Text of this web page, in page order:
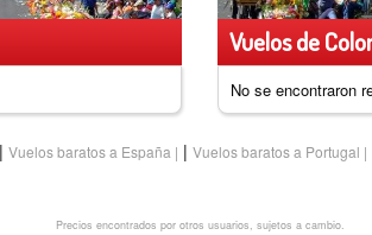
Vuelos de
No se encontraron
| Vuelos baratos a España | Vuelos baratos a Portugal
Precios encontrados por otros usuarios, sujetos a cambio.